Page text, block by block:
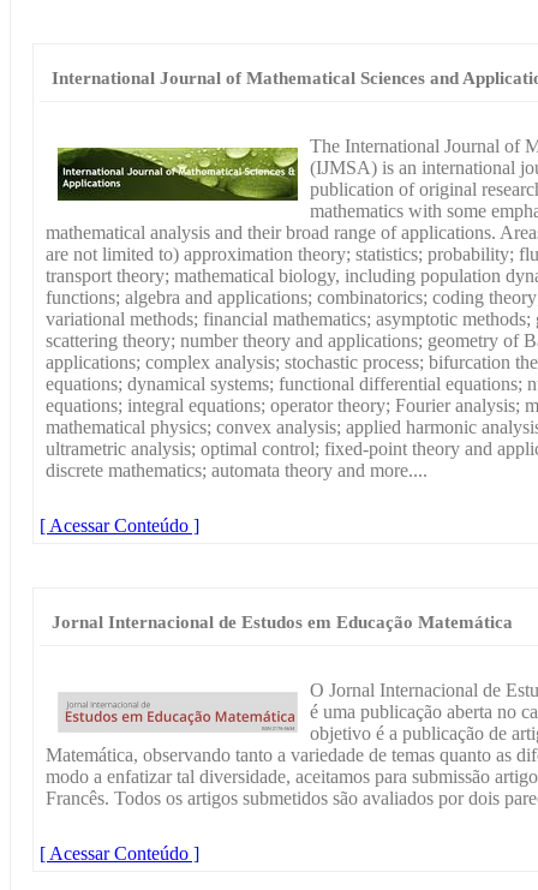
International Journal of Mathematical Sciences and
The International Journal of
(IJMSA) is an international
publication of original
mathematics with some
mathematical analysis and their broad range of applications.
are not limited to) approximation theory; statistics; probability;
transport theory; mathematical biology, including population
functions; algebra and applications; combinatorics; coding
variational methods; financial mathematics; asymptotic
scattering theory; number theory and applications; geometry of
applications; complex analysis; stochastic process; bifurcation
equations; dynamical systems; functional differential equations;
equations; integral equations; operator theory; Fourier analysis;
mathematical physics; convex analysis; applied harmonic
ultrametric analysis; optimal control; fixed-point theory and
discrete mathematics; automata theory and more....
[ Acessar Conteúdo ]
Jornal Internacional de Estudos em Educação Matemática
O Jornal Internacional de
é uma publicação aberta no
objetivo é a publicação de
Matemática, observando tanto a variedade de temas quanto as
modo a enfatizar tal diversidade, aceitamos para submissão
Francês. Todos os artigos submetidos são avaliados por dois
[ Acessar Conteúdo ]